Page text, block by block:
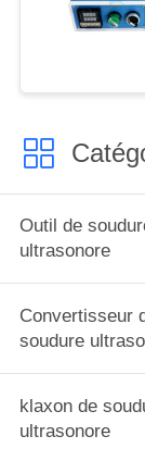
Outil de
ultrasonore
Convertisseur
soudure
klaxon de
ultrasonore